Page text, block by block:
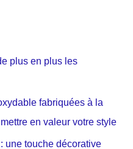
plus en plus les
fabriquées à la
en valeur votre style
une touche décorative